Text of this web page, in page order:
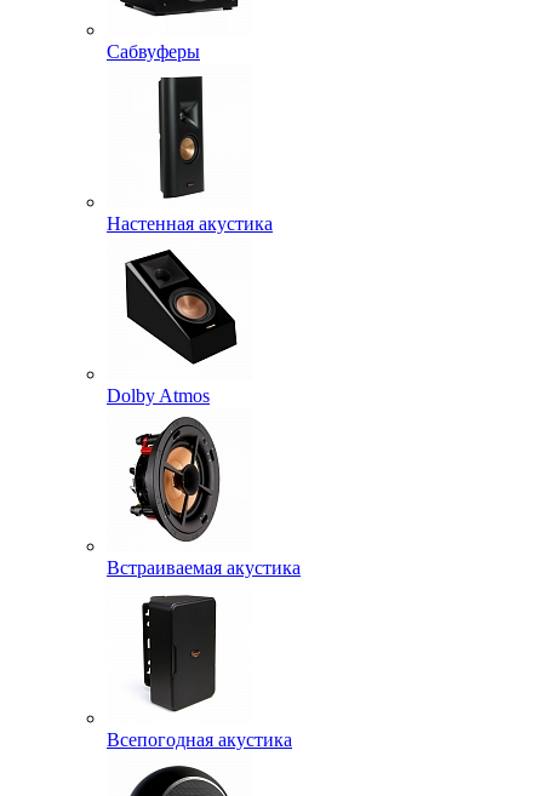
Сабвуферы
Настенная акустика
Dolby Atmos
Встраиваемая акустика
Всепогодная акустика